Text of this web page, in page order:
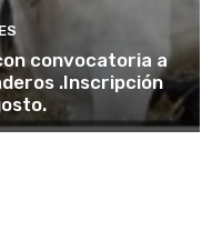
convocatoria a
.Inscripción